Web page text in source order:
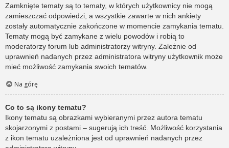
Zamknięte tematy są to tematy, w których użytkownicy nie mogą
zamieszczać odpowiedzi, a wszystkie zawarte w nich ankiety
zostały automatycznie zakończone w momencie zamykania tematu.
Tematy mogą być zamykane z wielu powodów i robią to
moderatorzy forum lub administratorzy witryny. Zależnie od
uprawnień nadanych przez administratora witryny użytkownik może
mieć możliwość zamykania swoich tematów.
Na górę
Co to są ikony tematu?
Ikony tematu są obrazkami wybieranymi przez autora tematu
skojarzonymi z postami – sugerują ich treść. Możliwość korzystania
z ikon tematu uzależniona jest od uprawnień nadanych przez